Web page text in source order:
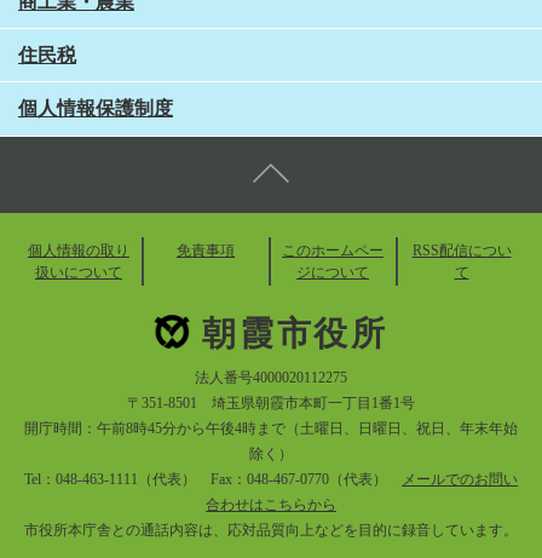
住民税
個人情報保護制度
個人情報の取り
扱いについて
免責事項
このホームペー
ジについて
RSS配信につい
て
朝霞市役所
法人番号4000020112275
〒351-8501 埼玉県朝霞市本町一丁目1番1号
開庁時間：午前8時45分から午後4時まで（土曜日、日曜日、祝日、年末年始
除く）
Tel：048-463-1111（代表） Fax：048-467-0770（代表）
メールでのお問い
合わせはこちらから
市役所本庁舎との通話内容は、応対品質向上などを目的に録音しています。